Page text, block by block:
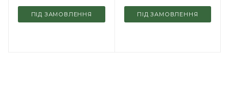
ПІД ЗАМОВЛЕННЯ ПІД ЗАМОВЛЕННЯ